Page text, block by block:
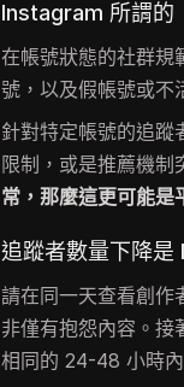
Instagram 所謂的
在帳號狀態的社群
號，以及假帳號或不
針對特定帳號的追蹤
限制，或是推薦機制
常，那麼這更可能是
追蹤者數量下降
請在同一天查看創作
非僅有抱怨內容。接
相同的 24-48 小時